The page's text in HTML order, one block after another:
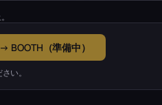
BOOTH（準備中）
い。